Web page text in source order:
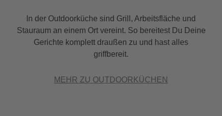
In der Outdoorküche sind Grill, Arbeitsfläche und
Stauraum an einem Ort vereint. So bereitest Du Deine
Gerichte komplett draußen zu und hast alles
griffbereit.
MEHR ZU OUTDOORKÜCHEN